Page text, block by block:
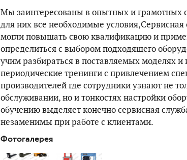
Мы заинтересованы в опытных и грамотных
для них все необходимые
могли повышать свою квалификацию и
определиться с выбором подходящего
учим разбираться в поставляемых моделях
периодические тренинги с привлечением
производителей где сотрудники узнают не
обслуживании, но и тонкостях настройки
обучению выделяет конечно сервисная
незаменимы при работе с клиентами.
Фотогалерея